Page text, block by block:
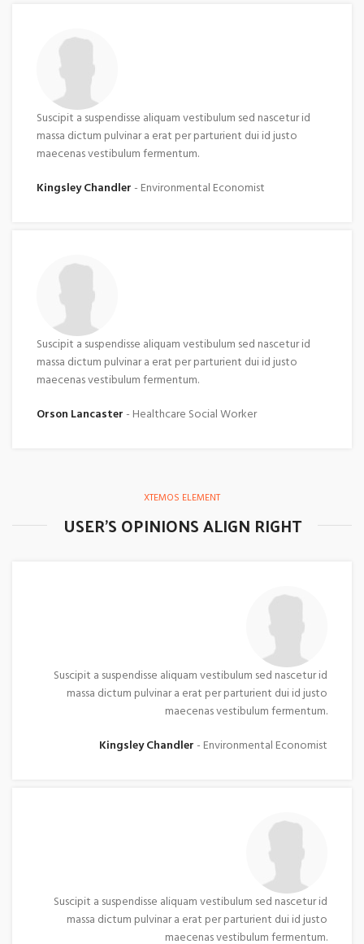
Suscipit a suspendisse aliquam vestibulum sed nascetur id
massa dictum pulvinar a erat per parturient dui id justo
maecenas vestibulum fermentum.
Kingsley Chandler Environmental Economist
Suscipit a suspendisse aliquam vestibulum sed nascetur id
massa dictum pulvinar a erat per parturient dui id justo
maecenas vestibulum fermentum.
Orson Lancaster Healthcare Social Worker
XTEMOS ELEMENT
USER'S OPINIONS ALIGN RIGHT
Suscipit a suspendisse aliquam vestibulum sed nascetur id
massa dictum pulvinar a erat per parturient dui id justo
maecenas vestibulum fermentum.
Kingsley Chandler Environmental Economist
Suscipit a suspendisse aliquam vestibulum sed nascetur id
massa dictum pulvinar a erat per parturient dui id justo
maecenas vestibulum fermentum.